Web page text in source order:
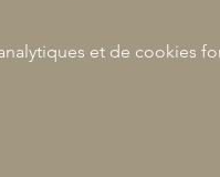
et de cookies